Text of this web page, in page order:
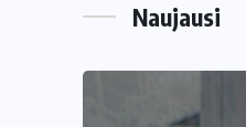
Naujausi